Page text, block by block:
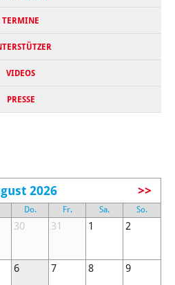
TERMINE
VIDEOS
PRESSE
2026 >>
Do. Fr. Sa. So.
30 31 1 2
6 7 8 9